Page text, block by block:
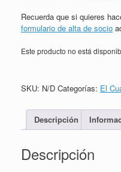
Recuerda que si quieres
formulario de alta de socio
Este producto no está
SKU: N/D Categorías: El
Descripción
Descripción